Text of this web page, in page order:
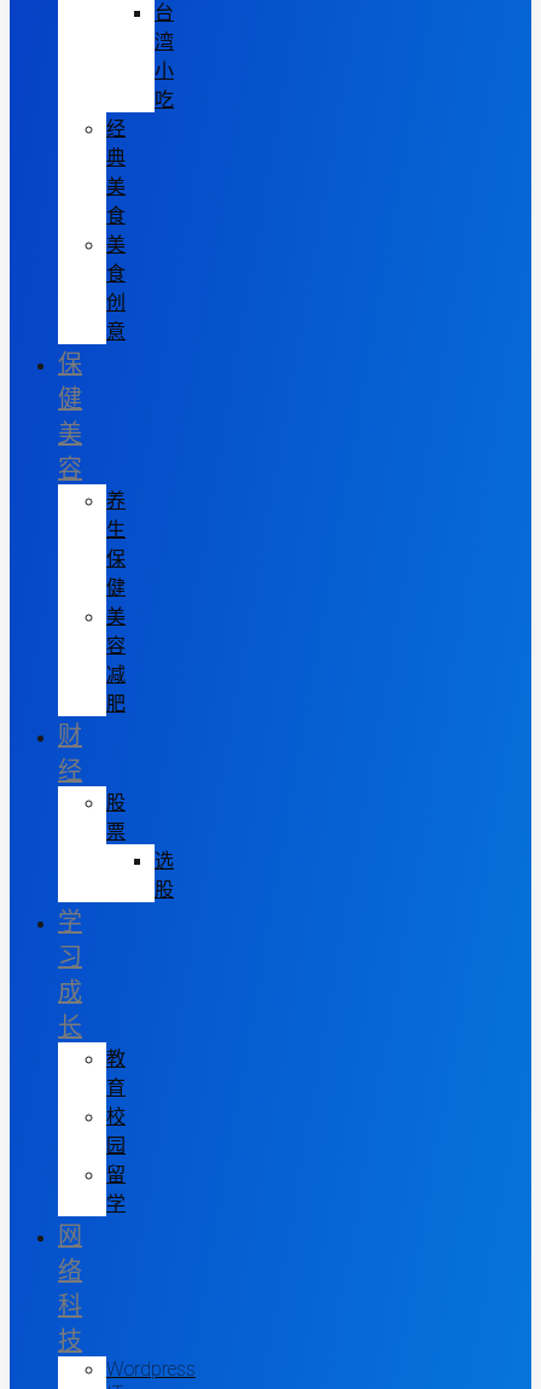
台
湾
小
吃
经
典
美
食
美
食
创
意
保
健
美
容
养
生
保
健
美
容
减
肥
财
经
股
票
选
股
学
习
成
长
教
育
校
园
留
学
网
络
科
技
Wordpress